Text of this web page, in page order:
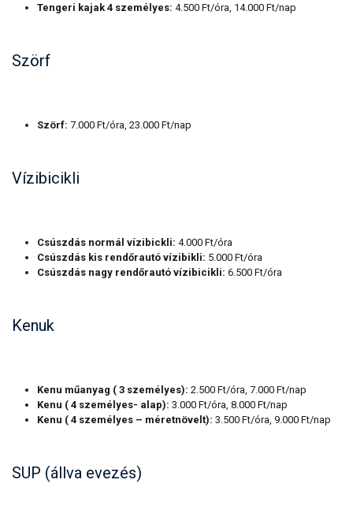
Tengeri kajak 4 személyes: 4.500 Ft/óra, 14.000 Ft/nap
Szörf
Szörf: 7.000 Ft/óra, 23.000 Ft/nap
Vízibicikli
Csúszdás normál vízibickli: 4.000 Ft/óra
Csúszdás kis rendőrautó vízibikli: 5.000 Ft/óra
Csúszdás nagy rendőrautó vízibicikli: 6.500 Ft/óra
Kenuk
Kenu műanyag ( 3 személyes): 2.500 Ft/óra, 7.000 Ft/nap
Kenu ( 4 személyes- alap): 3.000 Ft/óra, 8.000 Ft/nap
Kenu ( 4 személyes – méretnövelt): 3.500 Ft/óra, 9.000 Ft/nap
SUP (állva evezés)